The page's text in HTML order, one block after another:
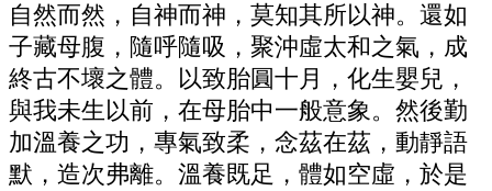
自然而然，自神而神，莫知其所以神。還如
子藏母腹，隨呼隨吸，聚沖虛太和之氣，成
終古不壞之體。以致胎圓十月，化生嬰兒，
與我未生以前，在母胎中一般意象。然後勤
加溫養之功，專氣致柔，念茲在茲，動靜語
默，造次弗離。溫養既足，體如空虛，於是